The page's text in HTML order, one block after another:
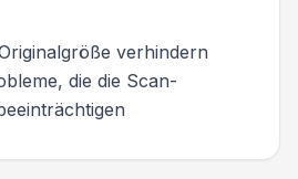
verhindern
die die Scan-